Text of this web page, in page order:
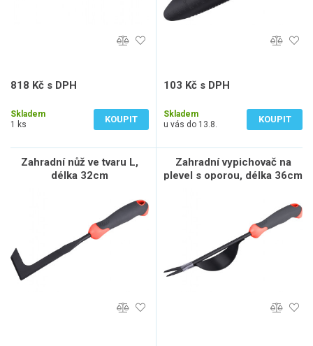
818 Kč s DPH
Skladem
1 ks
KOUPIT
103 Kč s DPH
Skladem
u vás do 13.8.
KOUPIT
Zahradní nůž ve tvaru L,
délka 32cm
Zahradní vypichovač na
plevel s oporou, délka 36cm